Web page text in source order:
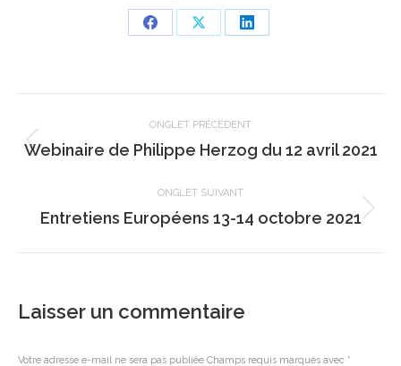
Share
Share
Share
de
commentaire
ONGLET PRÉCÉDENT
Onglet
Webinaire de Philippe Herzog du 12 avril 2021
ONGLET SUIVANT
Onglet
Entretiens Européens 13-14 octobre 2021
Laisser un commentaire
Votre adresse e-mail ne sera pas publiée Champs requis marqués avec *